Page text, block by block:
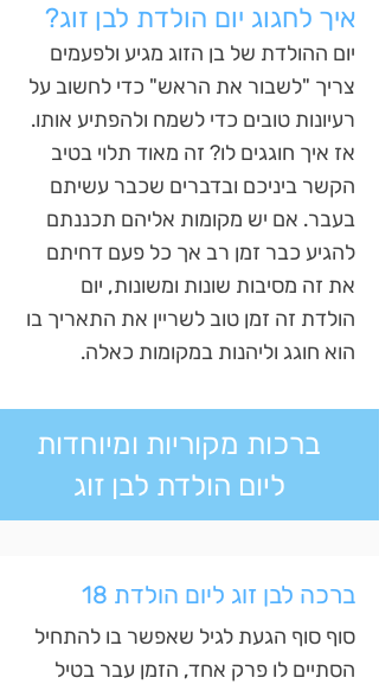
ברכות מקוריות ומיוחדות
ליום הולדת לבן זוג
איך לחגוג יום הולדת לבן זוג?
יום ההולדת של בן הזוג מגיע ולפעמים
צריך "לשבור את הראש" כדי לחשוב על
רעיונות טובים כדי לשמח ולהפתיע אותו.
אז איך חוגגים לו? זה מאוד תלוי בטיב
הקשר ביניכם ובדברים שכבר עשיתם
בעבר. אם יש מקומות אליהם תכננתם
להגיע כבר זמן רב אך כל פעם דחיתם
את זה מסיבות שונות ומשונות, יום
הולדת זה זמן טוב לשריין את התאריך בו
הוא חוגג וליהנות במקומות כאלה.
ברכה לבן זוג ליום הולדת 18
סוף סוף הגעת לגיל שאפשר בו להתחיל
הסתיים לו פרק אחד, הזמן עבר בטיל